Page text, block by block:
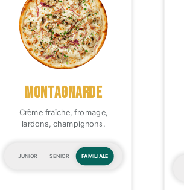
MONTAGNARDE
Crème fraîche, fromage,
lardons, champignons.
JUNIOR SENIOR FAMILIALE